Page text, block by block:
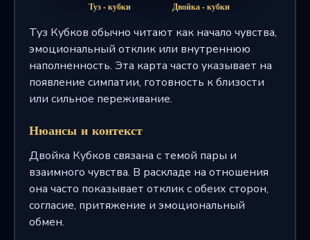
Туз - кубки Двойка - кубки
Туз Кубков обычно читают как начало чувства,
эмоциональный отклик или внутреннюю
наполненность. Эта карта часто указывает на
появление симпатии, готовность к близости
или сильное переживание.
Нюансы и контекст
Двойка Кубков связана с темой пары и
взаимного чувства. В раскладе на отношения
она часто показывает отклик с обеих сторон,
согласие, притяжение и эмоциональный
обмен.